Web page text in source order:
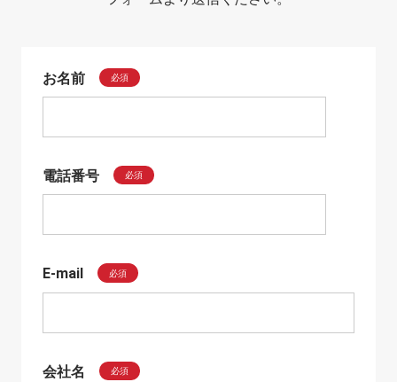
お名前 必須
電話番号 必須
E-mail 必須
会社名 必須